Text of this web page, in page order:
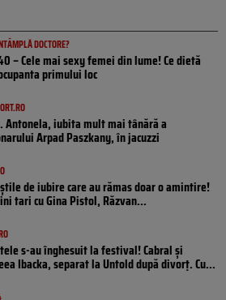
DOCTORE?
– Cele mai sexy femei din lume! Ce dietă
primului loc
Antonela, iubita mult mai tânără a
Arpad Paszkany, în jacuzzi
de iubire care au rămas doar o amintire!
tari cu Gina Pistol, Răzvan...
s-au înghesuit la festival! Cabral și
Ibacka, separat la Untold după divorț. Cu...